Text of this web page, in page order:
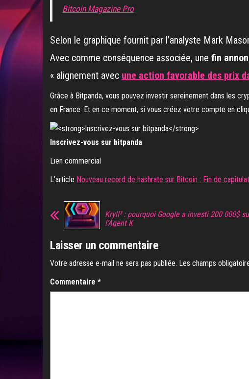
Bitcoin Magazine Pro
Selon le graphique fournit par l’analyste Mark
Avec comme conséquence associée, une fin
« alignement avec une action favorable des prix
Grâce à Bitpanda, vous pouvez investir sereinement dans les
en France. Et en ce moment, si vous créez votre compte en
Inscrivez-vous sur bitpanda
Lien commercial
L’article Nouveau record de hashrate sur Bitcoin : Fin de
Kryll³ : pourquoi Google a investi 200 000$
l’Agent K
Laisser un commentaire
Votre adresse e-mail ne sera pas publiée. Les champs
Commentaire *